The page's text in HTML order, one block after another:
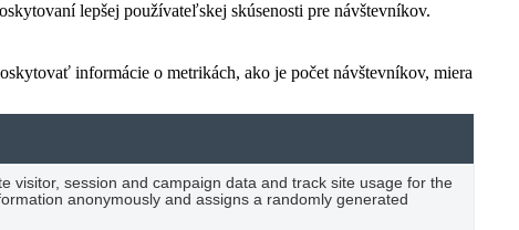
lepšej používateľskej skúsenosti pre návštevníkov.
informácie o metrikách, ako je počet návštevníkov, miera
visitor, session and campaign data and track site usage for the
anonymously and assigns a randomly generated